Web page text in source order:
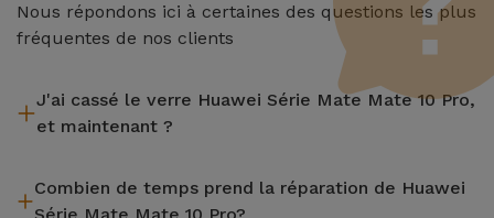
Nous répondons ici à certaines des questions les plus
fréquentes de nos clients
J'ai cassé le verre Huawei Série Mate Mate 10 Pro,
et maintenant ?
de 2 ans. Trouvez le magasin le plus proche.
Combien de temps prend la réparation de Huawei